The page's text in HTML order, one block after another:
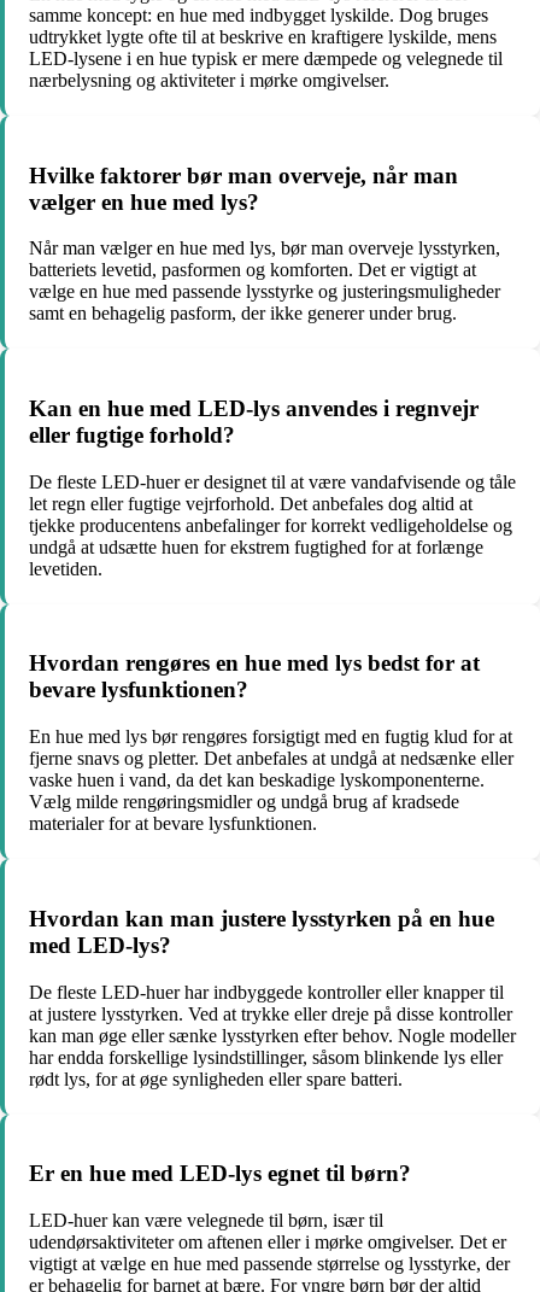
samme koncept: en hue med indbygget lyskilde. Dog bruges
udtrykket lygte ofte til at beskrive en kraftigere lyskilde, mens
LED-lysene i en hue typisk er mere dæmpede og velegnede til
nærbelysning og aktiviteter i mørke omgivelser.
Hvilke faktorer bør man overveje, når man
vælger en hue med lys?
Når man vælger en hue med lys, bør man overveje lysstyrken,
batteriets levetid, pasformen og komforten. Det er vigtigt at
vælge en hue med passende lysstyrke og justeringsmuligheder
samt en behagelig pasform, der ikke generer under brug.
Kan en hue med LED-lys anvendes i regnvejr
eller fugtige forhold?
De fleste LED-huer er designet til at være vandafvisende og tåle
let regn eller fugtige vejrforhold. Det anbefales dog altid at
tjekke producentens anbefalinger for korrekt vedligeholdelse og
undgå at udsætte huen for ekstrem fugtighed for at forlænge
levetiden.
Hvordan rengøres en hue med lys bedst for at
bevare lysfunktionen?
En hue med lys bør rengøres forsigtigt med en fugtig klud for at
fjerne snavs og pletter. Det anbefales at undgå at nedsænke eller
vaske huen i vand, da det kan beskadige lyskomponenterne.
Vælg milde rengøringsmidler og undgå brug af kradsede
materialer for at bevare lysfunktionen.
Hvordan kan man justere lysstyrken på en hue
med LED-lys?
De fleste LED-huer har indbyggede kontroller eller knapper til
at justere lysstyrken. Ved at trykke eller dreje på disse kontroller
kan man øge eller sænke lysstyrken efter behov. Nogle modeller
har endda forskellige lysindstillinger, såsom blinkende lys eller
rødt lys, for at øge synligheden eller spare batteri.
Er en hue med LED-lys egnet til børn?
LED-huer kan være velegnede til børn, især til
udendørsaktiviteter om aftenen eller i mørke omgivelser. Det er
vigtigt at vælge en hue med passende størrelse og lysstyrke, der
er behagelig for barnet at bære. For yngre børn bør der altid